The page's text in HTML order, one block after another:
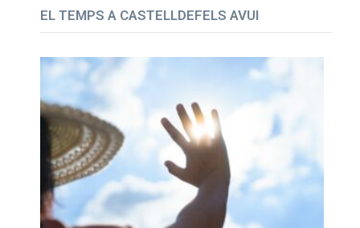
EL TEMPS A CASTELLDEFELS AVUI